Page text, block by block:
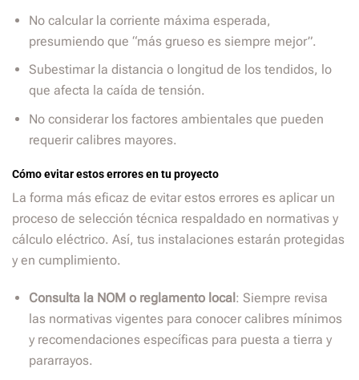
No calcular la corriente máxima esperada,
presumiendo que “más grueso es siempre mejor”.
Subestimar la distancia o longitud de los tendidos, lo
que afecta la caída de tensión.
No considerar los factores ambientales que pueden
requerir calibres mayores.
Cómo evitar estos errores en tu proyecto
La forma más eficaz de evitar estos errores es aplicar un
proceso de selección técnica respaldado en normativas y
cálculo eléctrico. Así, tus instalaciones estarán protegidas
y en cumplimiento.
Consulta la NOM o reglamento local : Siempre revisa
las normativas vigentes para conocer calibres mínimos
y recomendaciones específicas para puesta a tierra y
pararrayos.